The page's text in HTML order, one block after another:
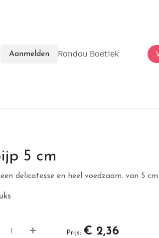
Aanmelden Rondou Boetiek
5 cm
delicatesse en heel voedzaam. van 5 cm
Prijs: € 2,36